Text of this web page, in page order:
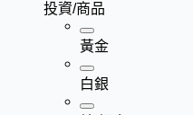
投資/商品
黃金
白銀